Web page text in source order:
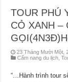
TOUR PHÚ
CỎ XANH –
23 Tháng Mười Một,
Cẩm nang du lịch ,
“…Hành trình tour